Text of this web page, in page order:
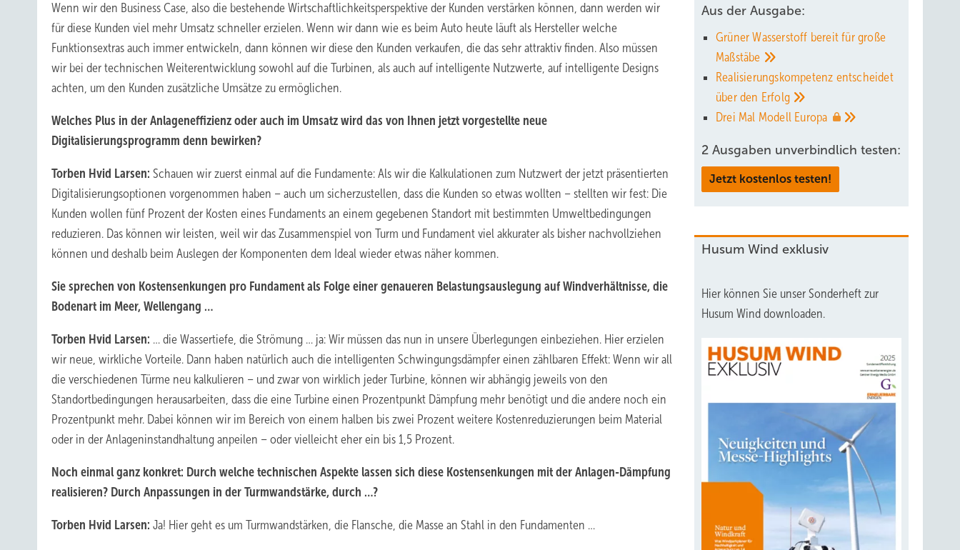
Wenn wir den Business Case, also die bestehende Wirtschaftlichkeitsperspektive der Kunden verstärken können, dann werden wir
für diese Kunden viel mehr Umsatz schneller erzielen. Wenn wir dann wie es beim Auto heute läuft als Hersteller welche
Funktionsextras auch immer entwickeln, dann können wir diese den Kunden verkaufen, die das sehr attraktiv finden. Also müssen
wir bei der technischen Weiterentwicklung sowohl auf die Turbinen, als auch auf intelligente Nutzwerte, auf intelligente Designs
achten, um den Kunden zusätzliche Umsätze zu ermöglichen.
Welches Plus in der Anlageneffizienz oder auch im Umsatz wird das von Ihnen jetzt vorgestellte neue
Digitalisierungsprogramm denn bewirken?
Torben Hvid Larsen: Schauen wir zuerst einmal auf die Fundamente: Als wir die Kalkulationen zum Nutzwert der jetzt präsentierten
Digitalisierungsoptionen vorgenommen haben – auch um sicherzustellen, dass die Kunden so etwas wollten – stellten wir fest: Die
Kunden wollen fünf Prozent der Kosten eines Fundaments an einem gegebenen Standort mit bestimmten Umweltbedingungen
reduzieren. Das können wir leisten, weil wir das Zusammenspiel von Turm und Fundament viel akkurater als bisher nachvollziehen
können und deshalb beim Auslegen der Komponenten dem Ideal wieder etwas näher kommen.
Sie sprechen von Kostensenkungen pro Fundament als Folge einer genaueren Belastungsauslegung auf Windverhältnisse, die
Bodenart im Meer, Wellengang …
Torben Hvid Larsen: … die Wassertiefe, die Strömung … ja: Wir müssen das nun in unsere Überlegungen einbeziehen. Hier erzielen
wir neue, wirkliche Vorteile. Dann haben natürlich auch die intelligenten Schwingungsdämpfer einen zählbaren Effekt: Wenn wir all
die verschiedenen Türme neu kalkulieren – und zwar von wirklich jeder Turbine, können wir abhängig jeweils von den
Standortbedingungen herausarbeiten, dass die eine Turbine einen Prozentpunkt Dämpfung mehr benötigt und die andere noch ein
Prozentpunkt mehr. Dabei können wir im Bereich von einem halben bis zwei Prozent weitere Kostenreduzierungen beim Material
oder in der Anlageninstandhaltung anpeilen – oder vielleicht eher ein bis 1,5 Prozent.
Noch einmal ganz konkret: Durch welche technischen Aspekte lassen sich diese Kostensenkungen mit der Anlagen-Dämpfung
realisieren? Durch Anpassungen in der Turmwandstärke, durch …?
Torben Hvid Larsen: Ja! Hier geht es um Turmwandstärken, die Flansche, die Masse an Stahl in den Fundamenten …
Aus der Ausgabe:
Grüner Wasserstoff bereit für große
Maßstäbe
Realisierungskompetenz entscheidet
über den Erfolg
Drei Mal Modell Europa
2 Ausgaben unverbindlich testen:
Jetzt kostenlos testen!
Husum Wind exklusiv
Hier können Sie unser Sonderheft zur
Husum Wind downloaden.